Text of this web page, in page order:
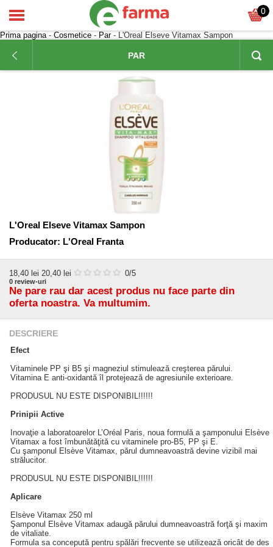
0
Prima pagina- Cosmetice - Par- L'Oreal Elseve Vitamax Sampon
PAR
L'Oreal Elseve Vitamax Sampon
Producator: L'Oreal Franta
18,40 lei 20,40 lei 0/5
0 review-uri
Ne pare rau dar acest produs nu face parte din
oferta noastra. Va multumim.
DESCRIERE
Efect
Vitaminele PP şi B5 şi magneziul stimulează creşterea părului.
Vitamina E anti-oxidantă îl protejează de agresiunile exterioare.
PRODUSUL NU ESTE DISPONIBIL!!!!!!
Prinipii Active
Inovaţie a laboratoarelor L’Oréal Paris, noua formulă a şamponului Elsève
Vitamax a fost îmbunătăţită cu vitaminele pro-B5, PP şi E.
Cu şamponul Elsève Vitamax, părul dumneavoastră devine vizibil mai
strălucitor.
PRODUSUL NU ESTE DISPONIBIL!!!!!!
Aplicare
Elsève Vitamax 250 ml
Şamponul Elsève Vitamax adaugă părului dumneavoastră forţă şi maxim
de vitaliate.
Formula sa concepută pentru spălări frecvente se utilizează oricât de des